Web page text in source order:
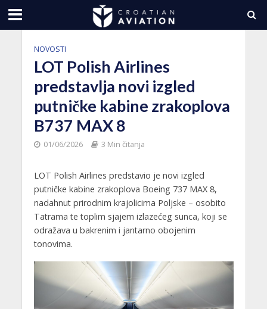
NOVOSTI
LOT Polish Airlines
predstavlja novi izgled
putničke kabine zrakoplova
B737 MAX 8
01/06/2026 3 Min čitanja
LOT Polish Airlines predstavio je novi izgled
putničke kabine zrakoplova Boeing 737 MAX 8,
nadahnut prirodnim krajolicima Poljske – osobito
Tatrama te toplim sjajem izlazećeg sunca, koji se
odražava u bakrenim i jantarno obojenim
tonovima.